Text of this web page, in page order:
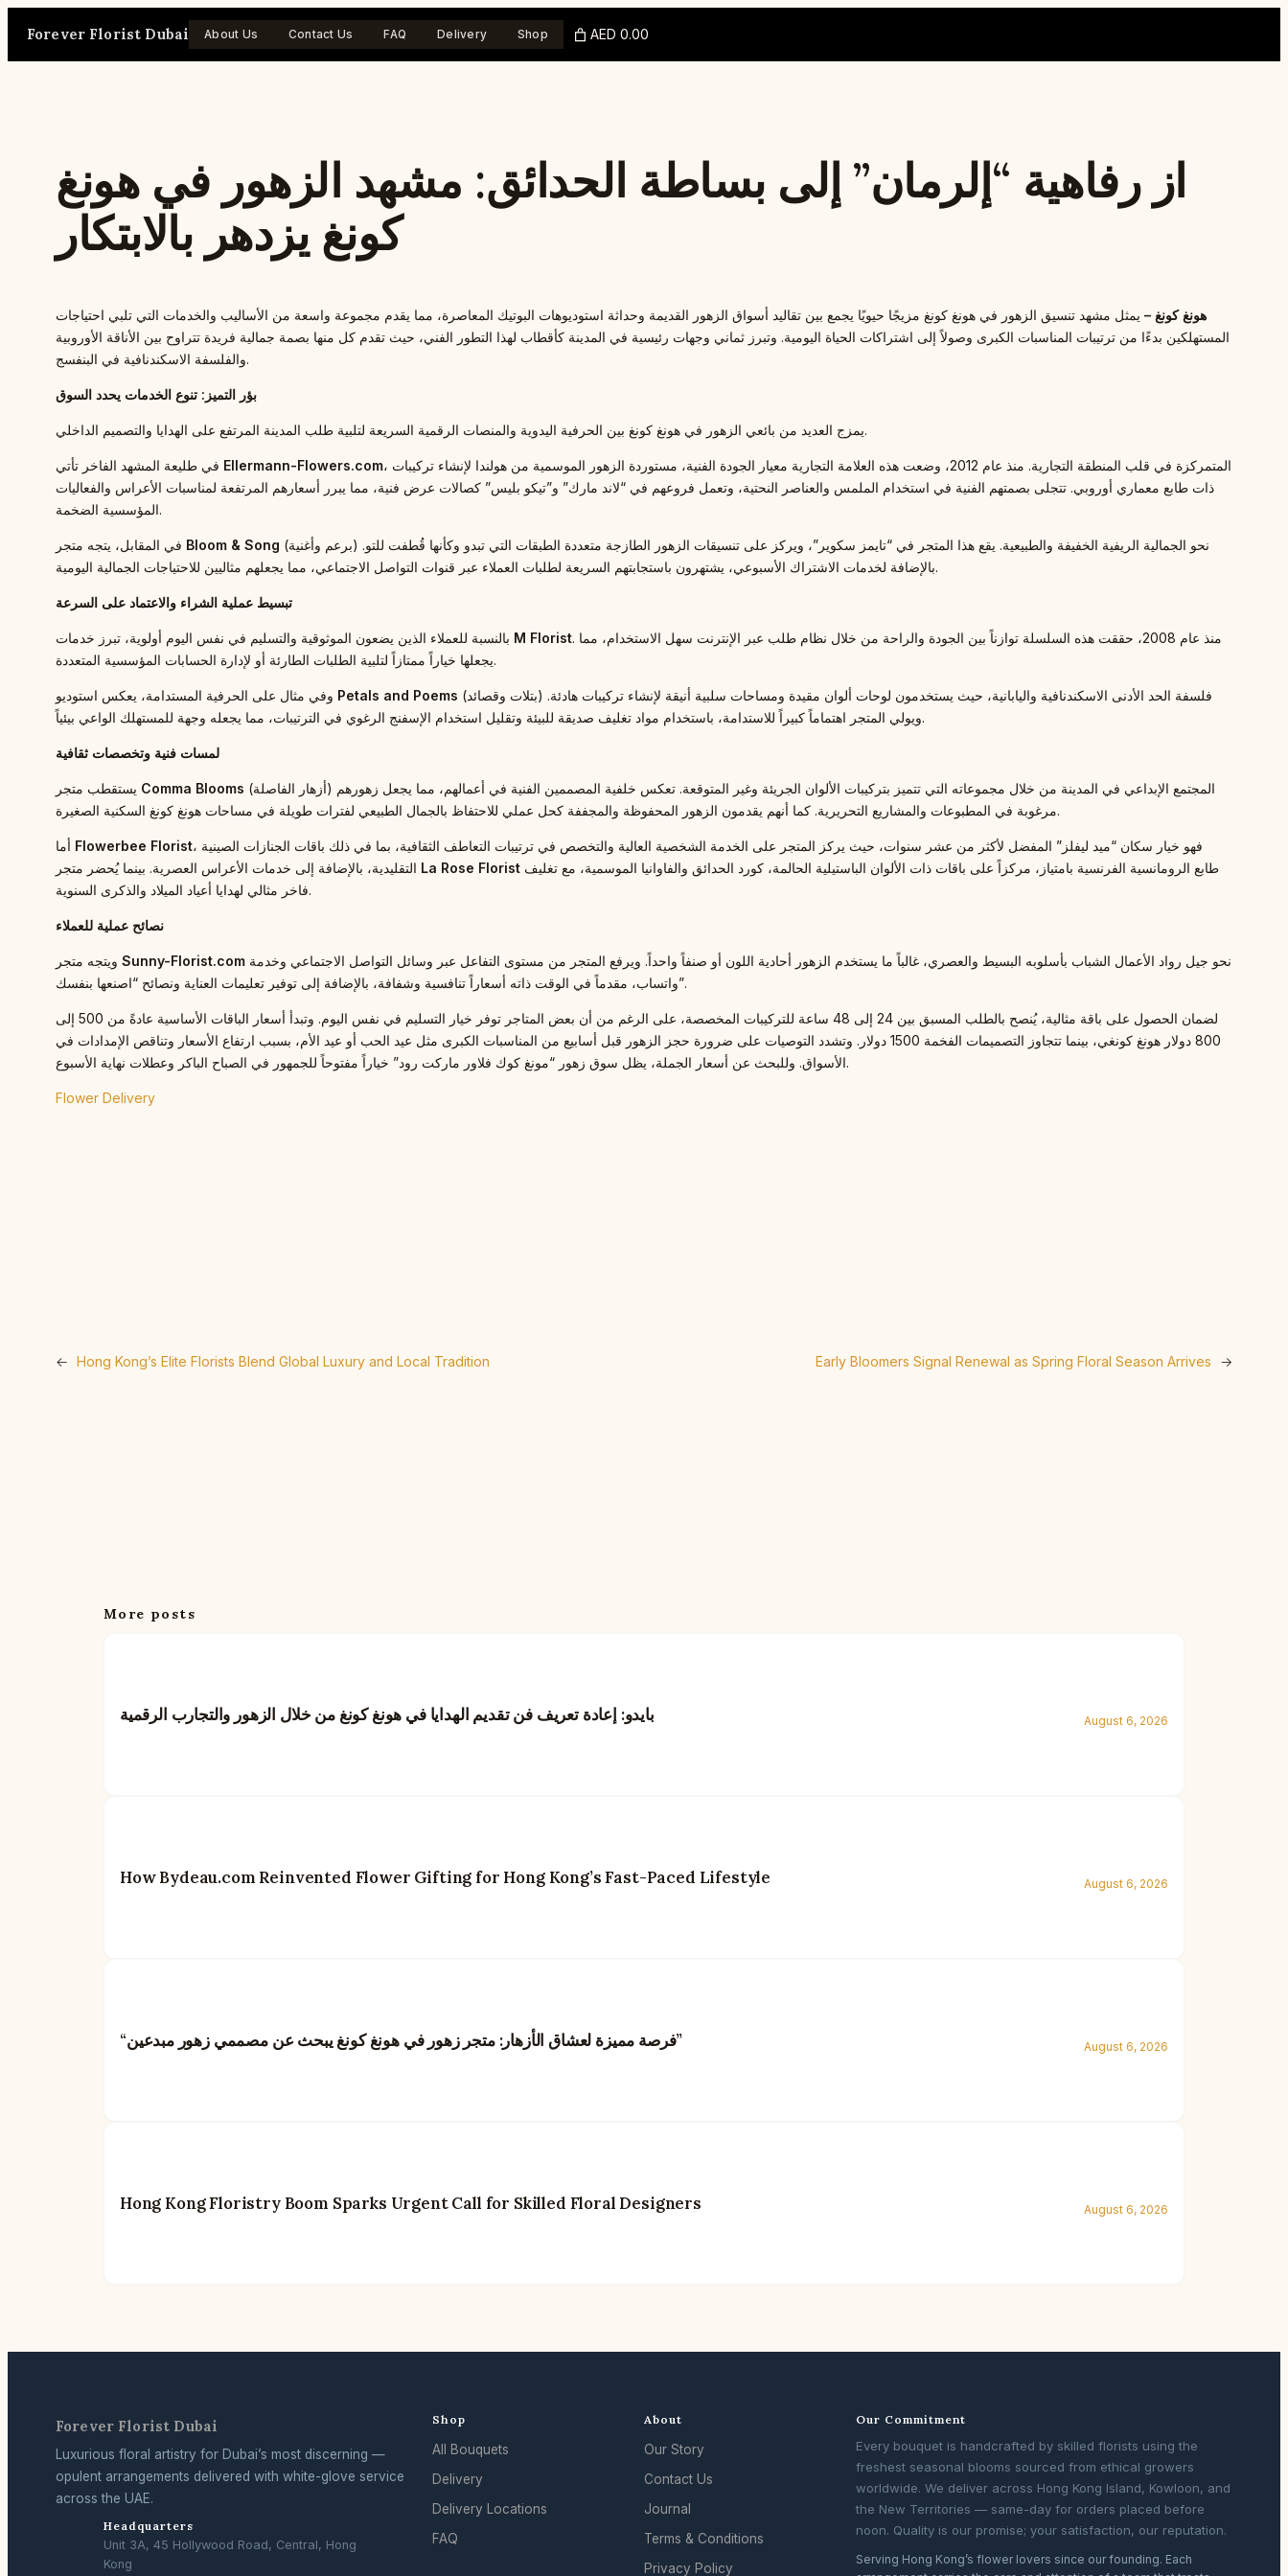
Forever Florist Dubai About Us Contact Us FAQ Delivery Shop AED 0.00
از رفاهية “إلرمان” إلى بساطة الحدائق: مشهد الزهور في هونغ
كونغ يزدهر بالابتكار
هونغ كونغ – يمثل مشهد تنسيق الزهور في هونغ كونغ مزيجًا حيويًا يجمع بين تقاليد أسواق الزهور القديمة وحداثة استوديوهات البوتيك المعاصرة، مما يقدم مجموعة واسعة من الأساليب والخدمات التي تلبي احتياجات
المستهلكين بدءًا من ترتيبات المناسبات الكبرى وصولاً إلى اشتراكات الحياة اليومية. وتبرز ثماني وجهات رئيسية في المدينة كأقطاب لهذا التطور الفني، حيث تقدم كل منها بصمة جمالية فريدة تتراوح بين الأناقة الأوروبية
والفلسفة الاسكندنافية في البنفسج.
بؤر التميز: تنوع الخدمات يحدد السوق
يمزج العديد من بائعي الزهور في هونغ كونغ بين الحرفية اليدوية والمنصات الرقمية السريعة لتلبية طلب المدينة المرتفع على الهدايا والتصميم الداخلي.
Ellermann-Flowers.com، المتمركزة في قلب المنطقة التجارية. منذ عام 2012، وضعت هذه العلامة التجارية معيار الجودة الفنية، مستوردة الزهور الموسمية من هولندا لإنشاء تركيبات
ذات طابع معماري أوروبي. تتجلى بصمتهم الفنية في استخدام الملمس والعناصر النحتية، وتعمل فروعهم في “لاند مارك” و”تيكو بليس” كصالات عرض فنية، مما يبرر أسعارهم المرتفعة لمناسبات الأعراس والفعاليات
المؤسسية الضخمة.
Bloom & Song (برعم وأغنية) نحو الجمالية الريفية الخفيفة والطبيعية. يقع هذا المتجر في “تايمز سكوير”، ويركز على تنسيقات الزهور الطازجة متعددة الطبقات التي تبدو وكأنها قُطفت للتو.
بالإضافة لخدمات الاشتراك الأسبوعي، يشتهرون باستجابتهم السريعة لطلبات العملاء عبر قنوات التواصل الاجتماعي، مما يجعلهم مثاليين للاحتياجات الجمالية اليومية.
تبسيط عملية الشراء والاعتماد على السرعة
M Florist. منذ عام 2008، حققت هذه السلسلة توازناً بين الجودة والراحة من خلال نظام طلب عبر الإنترنت سهل الاستخدام، مما
يجعلها خياراً ممتازاً لتلبية الطلبات الطارئة أو لإدارة الحسابات المؤسسية المتعددة.
Petals and Poems (بتلات وقصائد) فلسفة الحد الأدنى الاسكندنافية واليابانية، حيث يستخدمون لوحات ألوان مقيدة ومساحات سلبية أنيقة لإنشاء تركيبات هادئة.
ويولي المتجر اهتماماً كبيراً للاستدامة، باستخدام مواد تغليف صديقة للبيئة وتقليل استخدام الإسفنج الرغوي في الترتيبات، مما يجعله وجهة للمستهلك الواعي بيئياً.
لمسات فنية وتخصصات ثقافية
Comma Blooms (أزهار الفاصلة) المجتمع الإبداعي في المدينة من خلال مجموعاته التي تتميز بتركيبات الألوان الجريئة وغير المتوقعة. تعكس خلفية المصممين الفنية في أعمالهم، مما يجعل زهورهم
مرغوبة في المطبوعات والمشاريع التحريرية. كما أنهم يقدمون الزهور المحفوظة والمجففة كحل عملي للاحتفاظ بالجمال الطبيعي لفترات طويلة في مساحات هونغ كونغ السكنية الصغيرة.
Flowerbee Florist، فهو خيار سكان “ميد ليفلز” المفضل لأكثر من عشر سنوات، حيث يركز المتجر على الخدمة الشخصية العالية والتخصص في ترتيبات التعاطف الثقافية، بما في ذلك باقات الجنازات الصينية
La Rose Florist
فاخر مثالي لهدايا أعياد الميلاد والذكرى السنوية.
نصائح عملية للعملاء
Sunny-Florist.com
واتساب، مقدماً في الوقت ذاته أسعاراً تنافسية وشفافة، بالإضافة إلى توفير تعليمات العناية ونصائح “اصنعها بنفسك”.
لضمان الحصول على باقة مثالية، يُنصح بالطلب المسبق بين 24 إلى 48 ساعة للتركيبات المخصصة، على الرغم من أن بعض المتاجر توفر خيار التسليم في نفس اليوم. وتبدأ أسعار الباقات الأساسية عادةً من 500 إلى
800 دولار هونغ كونغي، بينما تتجاوز التصميمات الفخمة 1500 دولار. وتشدد التوصيات على ضرورة حجز الزهور قبل أسابيع من المناسبات الكبرى مثل عيد الحب أو عيد الأم، بسبب ارتفاع الأسعار وتناقص الإمدادات في
الأسواق. وللبحث عن أسعار الجملة، يظل سوق زهور “مونغ كوك فلاور ماركت رود” خياراً مفتوحاً للجمهور في الصباح الباكر وعطلات نهاية الأسبوع.
Flower Delivery
← Hong Kong’s Elite Florists Blend Global Luxury and Local Tradition Early Bloomers Signal Renewal as Spring Floral Season Arrives →
More posts
بايدو: إعادة تعريف فن تقديم الهدايا في هونغ كونغ من خلال الزهور والتجارب الرقمية August 6, 2026
How Bydeau.com Reinvented Flower Gifting for Hong Kong’s Fast-Paced Lifestyle August 6, 2026
“فرصة مميزة لعشاق الأزهار: متجر زهور في هونغ كونغ يبحث عن مصممي زهور مبدعين” August 6, 2026
Hong Kong Floristry Boom Sparks Urgent Call for Skilled Floral Designers August 6, 2026
Forever Florist Dubai
Luxurious floral artistry for Dubai’s most discerning —
opulent arrangements delivered with white-glove service
across the UAE.
Headquarters
Unit 3A, 45 Hollywood Road, Central, Hong
Kong
Shop
All Bouquets
Delivery
Delivery Locations
FAQ
About
Our Story
Contact Us
Journal
Terms & Conditions
Privacy Policy
Our Commitment
Every bouquet is handcrafted by skilled florists using the
freshest seasonal blooms sourced from ethical growers
worldwide. We deliver across Hong Kong Island, Kowloon, and
the New Territories — same-day for orders placed before
noon. Quality is our promise; your satisfaction, our reputation.
Serving Hong Kong’s flower lovers since our founding. Each